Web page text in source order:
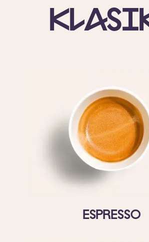
Espresso